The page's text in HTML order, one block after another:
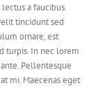
a faucibus.
tincidunt sed
ornare, est
turpis. In nec lorem
Pellentesque
mi. Maecenas eget